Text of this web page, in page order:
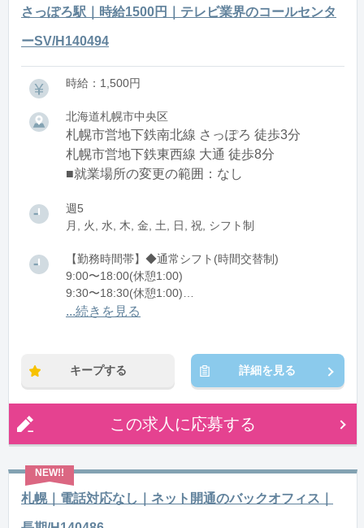
さっぽろ駅｜時給1500円｜テレビ業界のコールセンタ
ーSV/H140494
時給：1,500円
北海道札幌市中央区
札幌市営地下鉄南北線 さっぽろ 徒歩3分
札幌市営地下鉄東西線 大通 徒歩8分
■就業場所の変更の範囲：なし
週5
月, 火, 水, 木, 金, 土, 日, 祝, シフト制
【勤務時間帯】◆通常シフト(時間交替制)
9:00〜18:00(休憩1:00)
9:30〜18:30(休憩1:00)
11:30〜20:30(休憩1:00)
...続きを見る
キープする 詳細を見る
この求人に応募する
札幌｜電話対応なし｜ネット開通のバックオフィス｜